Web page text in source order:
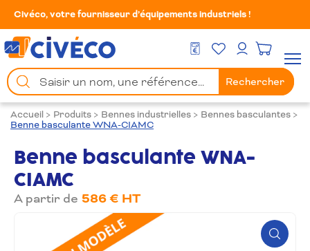
Civéco, votre fournisseur d’équipements industriels !
DEVIS GRATUIT
Mes FavorisMon compte
Chercher
un
produit
Rechercher
Accueil > Produits > Bennes industrielles > Bennes basculantes >
Benne basculante WNA-CIAMC
Benne basculante WNA-
CIAMC
A partir de 586 € HT
Zoom